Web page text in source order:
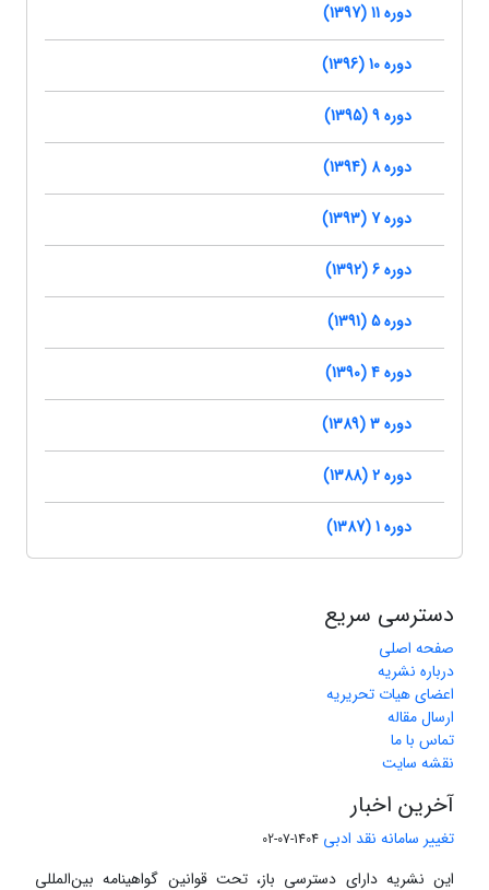
دوره 11 (1397)
دوره 10 (1396)
دوره 9 (1395)
دوره 8 (1394)
دوره 7 (1393)
دوره 6 (1392)
دوره 5 (1391)
دوره 4 (1390)
دوره 3 (1389)
دوره 2 (1388)
دوره 1 (1387)
دسترسی سریع
صفحه اصلی
درباره نشریه
اعضای هیات تحریریه
ارسال مقاله
تماس با ما
نقشه سایت
آخرین اخبار
تغییر سامانه نقد ادبی 1404-07-02
این نشریه دارای دسترسی باز، تحت قوانین گواهینامه بین‌المللی